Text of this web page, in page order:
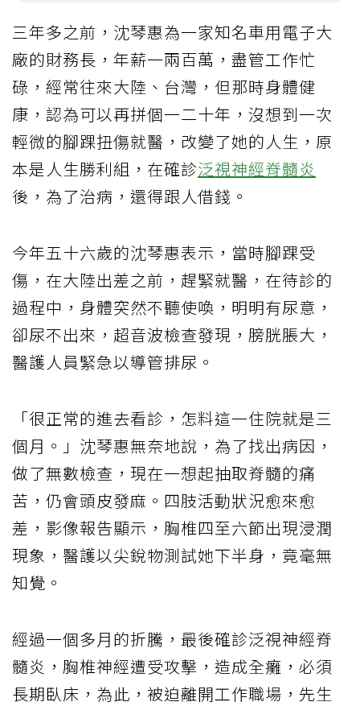
三年多之前，沈琴惠為一家知名車用電子大
廠的財務長，年薪一兩百萬，盡管工作忙
碌，經常往來大陸、台灣，但那時身體健
康，認為可以再拼個一二十年，沒想到一次
輕微的腳踝扭傷就醫，改變了她的人生，原
本是人生勝利組，在確診泛視神經脊髓炎
後，為了治病，還得跟人借錢。
今年五十六歲的沈琴惠表示，當時腳踝受
傷，在大陸出差之前，趕緊就醫，在待診的
過程中，身體突然不聽使喚，明明有尿意，
卻尿不出來，超音波檢查發現，膀胱脹大，
醫護人員緊急以導管排尿。
「很正常的進去看診，怎料這一住院就是三
個月。」沈琴惠無奈地說，為了找出病因，
做了無數檢查，現在一想起抽取脊髓的痛
苦，仍會頭皮發麻。四肢活動狀況愈來愈
差，影像報告顯示，胸椎四至六節出現浸潤
現象，醫護以尖銳物測試她下半身，竟毫無
知覺。
經過一個多月的折騰，最後確診泛視神經脊
髓炎，胸椎神經遭受攻擊，造成全癱，必須
長期臥床，為此，被迫離開工作職場，先生